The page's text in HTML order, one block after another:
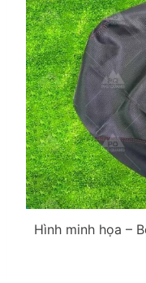
Hình minh họa –